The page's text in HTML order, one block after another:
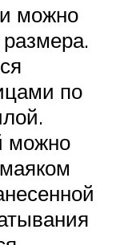
можно
размера.
по
можно